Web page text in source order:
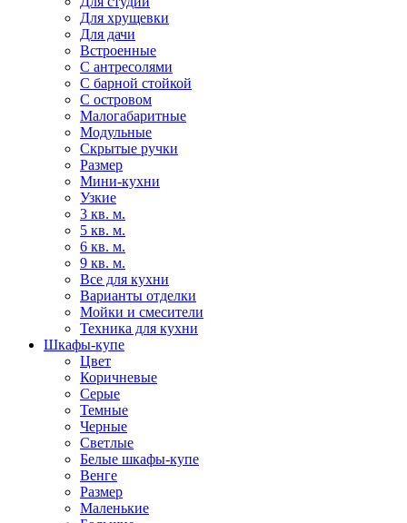
Для хрущевки
Для дачи
Встроенные
С антресолями
С барной стойкой
С островом
Малогабаритные
Модульные
Скрытые ручки
Размер
Мини-кухни
Узкие
3 кв. м.
5 кв. м.
6 кв. м.
9 кв. м.
Все для кухни
Варианты отделки
Мойки и смесители
Техника для кухни
Шкафы-купе
Цвет
Коричневые
Серые
Темные
Черные
Светлые
Белые шкафы-купе
Венге
Размер
Маленькие